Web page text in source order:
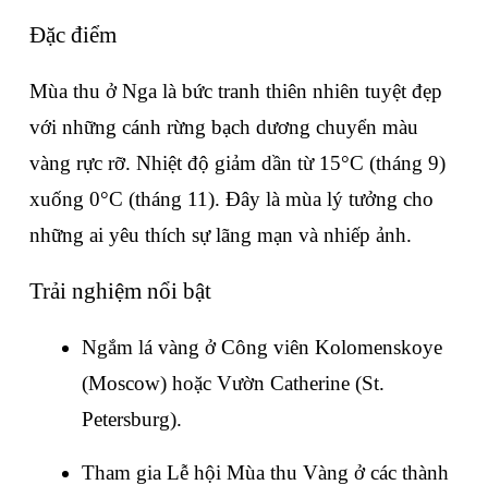
Đặc điểm
Mùa thu ở Nga là bức tranh thiên nhiên tuyệt đẹp
với những cánh rừng bạch dương chuyển màu
vàng rực rỡ. Nhiệt độ giảm dần từ 15°C (tháng 9)
xuống 0°C (tháng 11). Đây là mùa lý tưởng cho
những ai yêu thích sự lãng mạn và nhiếp ảnh.
Trải nghiệm nổi bật
Ngắm lá vàng ở Công viên Kolomenskoye
(Moscow) hoặc Vườn Catherine (St.
Petersburg).
Tham gia Lễ hội Mùa thu Vàng ở các thành